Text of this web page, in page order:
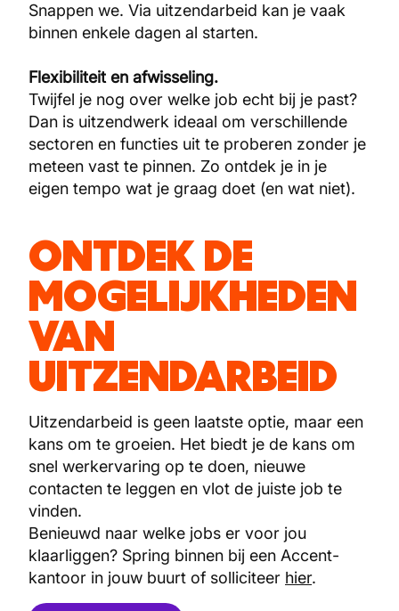
Snappen we. Via uitzendarbeid kan je vaak
binnen enkele dagen al starten.
Flexibiliteit en afwisseling.
Twijfel je nog over welke job echt bij je past?
Dan is uitzendwerk ideaal om verschillende
sectoren en functies uit te proberen zonder je
meteen vast te pinnen. Zo ontdek je in je
eigen tempo wat je graag doet (en wat niet).
ONTDEK DE
MOGELIJKHEDEN
VAN
UITZENDARBEID
Uitzendarbeid is geen laatste optie, maar een
kans om te groeien. Het biedt je de kans om
snel werkervaring op te doen, nieuwe
contacten te leggen en vlot de juiste job te
vinden.
Benieuwd naar welke jobs er voor jou
klaarliggen? Spring binnen bij een Accent-
kantoor in jouw buurt of solliciteer hier.